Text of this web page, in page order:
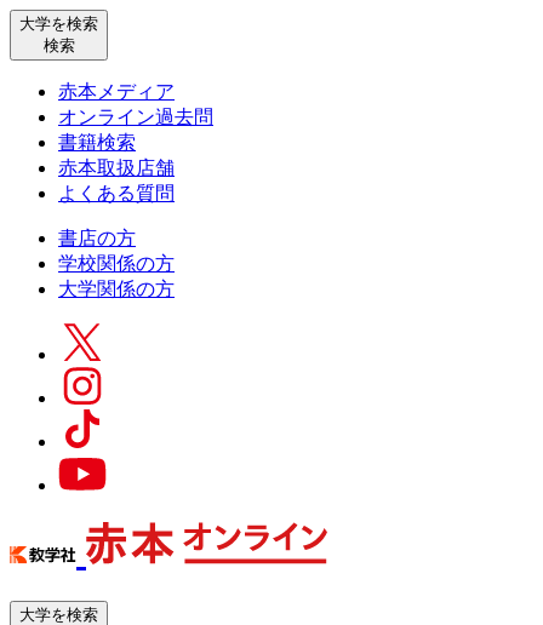
大学を検索
検索
赤本メディア
オンライン過去問
書籍検索
赤本取扱店舗
よくある質問
書店の方
学校関係の方
大学関係の方
大学を検索